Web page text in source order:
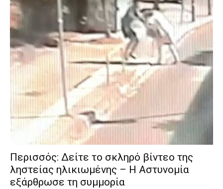
Περισσός: Δείτε το σκληρό βίντεο της
ληστείας ηλικιωμένης – Η Αστυνομία
εξάρθρωσε τη συμμορία